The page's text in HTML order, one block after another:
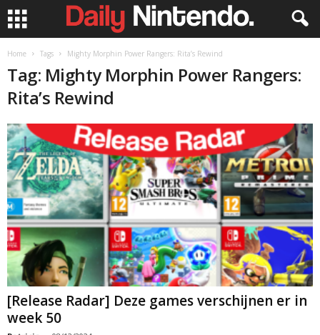
Home Tags Mighty Morphin Power Rangers: Rita’s Rewind
Tag: Mighty Morphin Power Rangers:
Rita’s Rewind
[Release Radar] Deze games verschijnen er in
week 50